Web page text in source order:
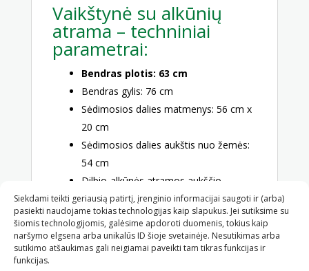
Siekdami teikti geriausią patirtį, įrenginio informacijai saugoti ir (arba)
pasiekti naudojame tokias technologijas kaip slapukus. Jei sutiksime su
šiomis technologijomis, galėsime apdoroti duomenis, tokius kaip
naršymo elgsena arba unikalūs ID šioje svetainėje. Nesutikimas arba
sutikimo atšaukimas gali neigiamai paveikti tam tikras funkcijas ir
funkcijas.
Vaikštynė su alkūnių
atrama – techniniai
parametrai:
Bendras plotis: 63 cm
Bendras gylis: 76 cm
Sėdimosios dalies matmenys: 56 cm x
20 cm
Sėdimosios dalies aukštis nuo žemės:
54 cm
Dilbio-alkūnės atramos aukščio
reguliavimas: 101 – 124 cm
Svoris: 10,8 kg
Maksimali apkrova: 100 kg
Rėmo spalva: sidabrin